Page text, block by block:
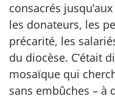
consacrés
les donateurs, les
précarité, les
du diocèse. C’était
mosaïque qui
sans embûches – à